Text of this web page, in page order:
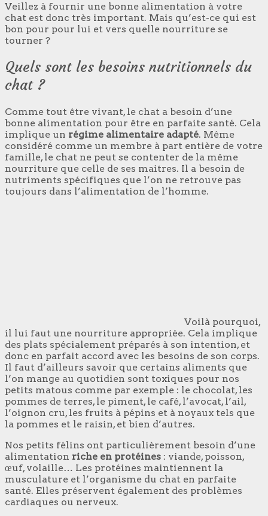
Veillez à fournir une bonne alimentation à votre
chat est donc très important. Mais qu’est-ce qui est
bon pour pour lui et vers quelle nourriture se
tourner ?
Quels sont les besoins nutritionnels du
chat ?
Comme tout être vivant, le chat a besoin d’une
bonne alimentation pour être en parfaite santé. Cela
implique un régime alimentaire adapté. Même
considéré comme un membre à part entière de votre
famille, le chat ne peut se contenter de la même
nourriture que celle de ses maitres. Il a besoin de
nutriments spécifiques que l’on ne retrouve pas
toujours dans l’alimentation de l’homme.
Voilà pourquoi,
il lui faut une nourriture appropriée. Cela implique
des plats spécialement préparés à son intention, et
donc en parfait accord avec les besoins de son corps.
Il faut d’ailleurs savoir que certains aliments que
l’on mange au quotidien sont toxiques pour nos
petits matous comme par exemple : le chocolat, les
pommes de terres, le piment, le café, l’avocat, l’ail,
l’oignon cru, les fruits à pépins et à noyaux tels que
la pommes et le raisin, et bien d’autres.
Nos petits félins ont particulièrement besoin d’une
alimentation riche en protéines : viande, poisson,
œuf, volaille… Les protéines maintiennent la
musculature et l’organisme du chat en parfaite
santé. Elles préservent également des problèmes
cardiaques ou nerveux.